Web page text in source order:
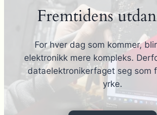
Fremtidens
For hver dag som kommer,
elektronikk mere kompleks.
dataelektronikerfaget seg som
yrke.